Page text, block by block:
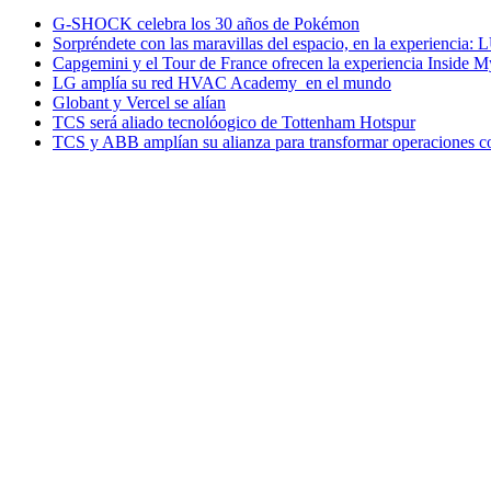
G-SHOCK celebra los 30 años de Pokémon
Sorpréndete con las maravillas del espacio, en la experiencia:
Capgemini y el Tour de France ofrecen la experiencia Inside
LG amplía su red HVAC Academy en el mundo
Globant y Vercel se alían
TCS será aliado tecnolóogico de Tottenham Hotspur
TCS y ABB amplían su alianza para transformar operaciones